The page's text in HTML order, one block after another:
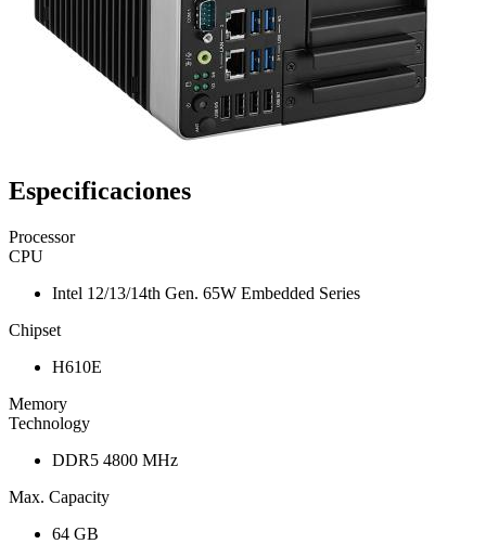
Especificaciones
Processor
CPU
Intel 12/13/14th Gen. 65W Embedded Series
Chipset
H610E
Memory
Technology
DDR5 4800 MHz
Max. Capacity
64 GB